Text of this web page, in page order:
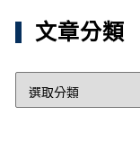
文章分類